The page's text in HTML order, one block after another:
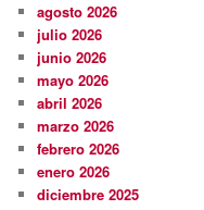
agosto 2026
julio 2026
junio 2026
mayo 2026
abril 2026
marzo 2026
febrero 2026
enero 2026
diciembre 2025